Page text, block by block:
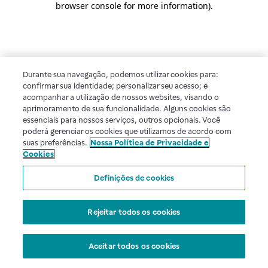
browser console for more information).
Durante sua navegação, podemos utilizar cookies para:
confirmar sua identidade; personalizar seu acesso; e
acompanhar a utilização de nossos websites, visando o
aprimoramento de sua funcionalidade. Alguns cookies são
essenciais para nossos serviços, outros opcionais. Você
poderá gerenciar os cookies que utilizamos de acordo com
suas preferências. Nossa Política de Privacidade e
Cookies
Definições de cookies
Rejeitar todos os cookies
Aceitar todos os cookies